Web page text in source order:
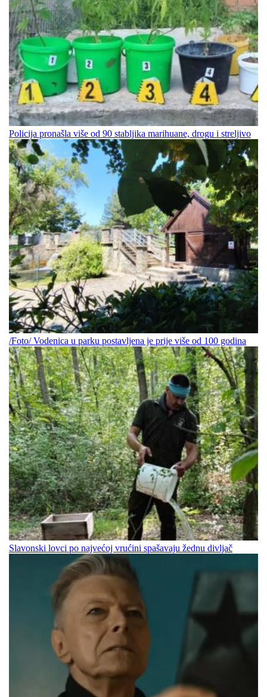
Policija pronašla više od 90 stabljika marihuane, drogu i streljivo
/Foto/ Vodenica u parku postavljena je prije više od 100 godina
Slavonski lovci po najvećoj vrućini spašavaju žednu divljač